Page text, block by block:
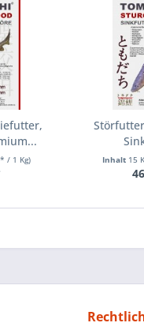
/ 1 Kg) Inhalt 15